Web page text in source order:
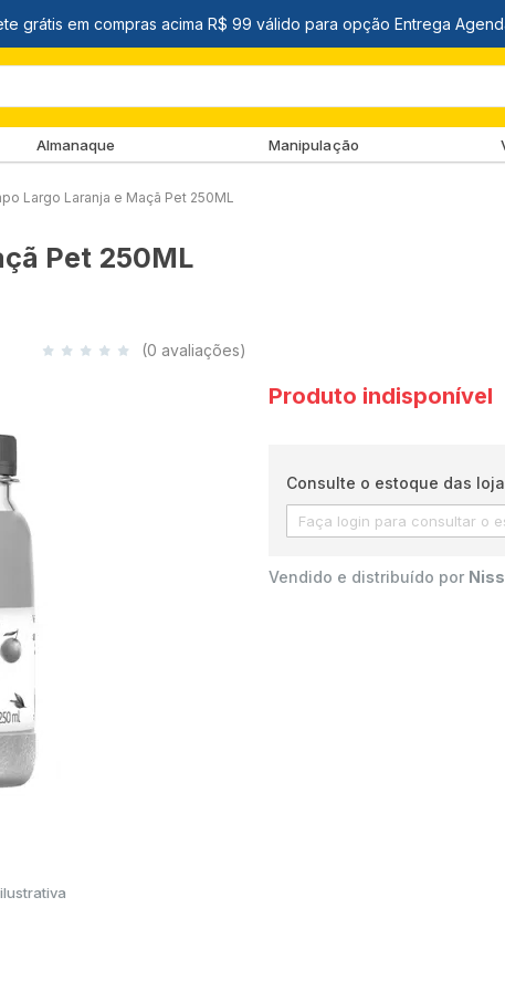
Almanaque Manipulação
Largo Laranja e Maçã Pet 250ML
Pet 250ML
(0 avaliações)
Produto indisponível
Consulte o estoque das
Vendido e distribuído por